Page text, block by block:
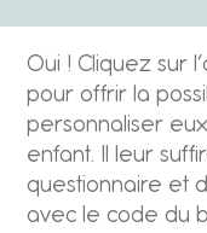
Oui ! Cliquez sur
pour offrir la
personnaliser
enfant. Il leur
questionnaire et
avec le code du